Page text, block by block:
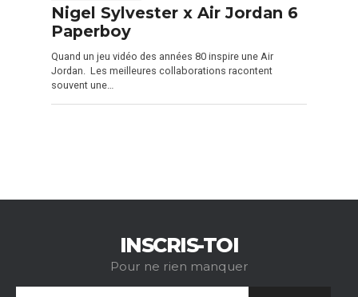
Nigel Sylvester x Air Jordan 6
Paperboy
Quand un jeu vidéo des années 80 inspire une Air
Jordan. Les meilleures collaborations racontent
souvent une…
INSCRIS-TOI
Pour ne rien manquer